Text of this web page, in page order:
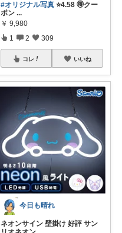
#オリジナル写真 ⭐️4.58 🉐クー
ポン ...
￥ 9,980
1 2 309
コレ いいね
今日も晴れ
ネオンサイン 壁掛け 好評 サン